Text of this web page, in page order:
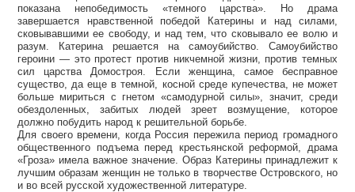
показана непобедимость «темного царства». Но драма
завершается нравственной победой Катерины и над силами,
сковывавшими ее свободу, и над тем, что сковывало ее волю и
разум. Катерина решается на самоубийство. Самоубийство
героини — это протест против никчемной жизни, против темных
сил царства Домостроя. Если женщина, самое бесправное
существо, да еще в темной, косной среде купечества, не может
больше мириться с гнетом «самодурной силы», значит, среди
обездоленных, забитых людей зреет возмущение, которое
должно побудить народ к решительной борьбе.
Для своего времени, когда Россия пережила период громадного
общественного подъема перед крестьянской реформой, драма
«Гроза» имела важное значение. Образ Катерины принадлежит к
лучшим образам женщин не только в творчестве Островского, но
и во всей русской художественной литературе.